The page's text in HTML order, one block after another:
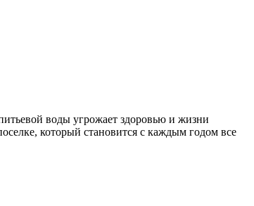
воды угрожает здоровью и жизни
который становится с каждым годом все